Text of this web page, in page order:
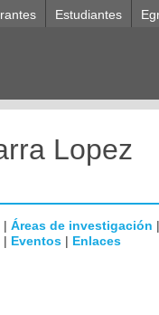
Estudiantes
Lopez
| Áreas de investigación |
| Eventos | Enlaces